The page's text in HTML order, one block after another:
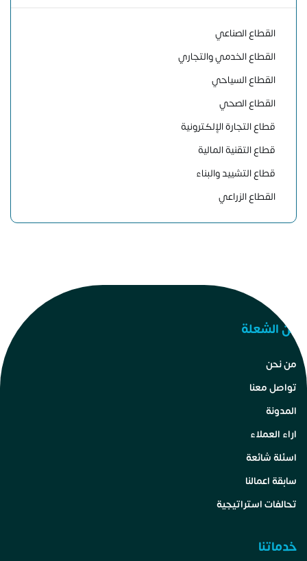
القطاع الصناعي
القطاع الخدمي والتجاري
القطاع السياحي
القطاع الصحي
قطاع التجارة الإلكترونية
قطاع التقنية المالية
قطاع التشييد والبناء
القطاع الزراعي
عن الشعلة
من نحن
تواصل معنا
المدونة
اراء العملاء
اسئلة شائعة
سابقة اعمالنا
تحالفات استراتيجية
خدماتنا